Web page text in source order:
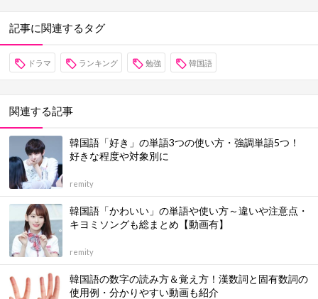
記事に関連するタグ
ドラマ ランキング 勉強 韓国語
関連する記事
韓国語「好き」の単語3つの使い方・強調単語5つ！
好きな程度や対象別に
remity
韓国語「かわいい」の単語や使い方～違いや注意点・
キヨミソングも総まとめ【動画有】
remity
韓国語の数字の読み方＆覚え方！漢数詞と固有数詞の
使用例・分かりやすい動画も紹介